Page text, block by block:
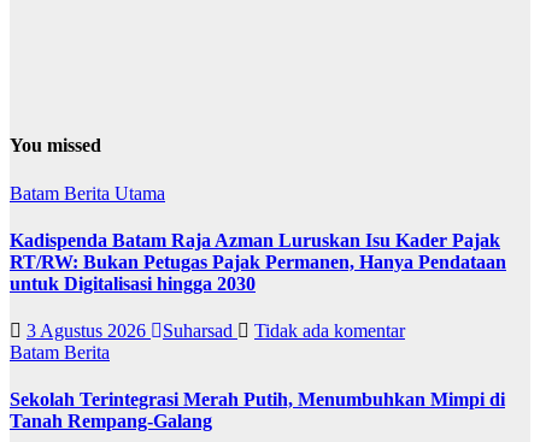
You missed
Batam Berita Utama
Kadispenda Batam Raja Azman Luruskan Isu Kader Pajak
RT/RW: Bukan Petugas Pajak Permanen, Hanya Pendataan
untuk Digitalisasi hingga 2030
3 Agustus 2026 Suharsad
Tidak ada komentar
Batam Berita
Sekolah Terintegrasi Merah Putih, Menumbuhkan Mimpi di
Tanah Rempang-Galang